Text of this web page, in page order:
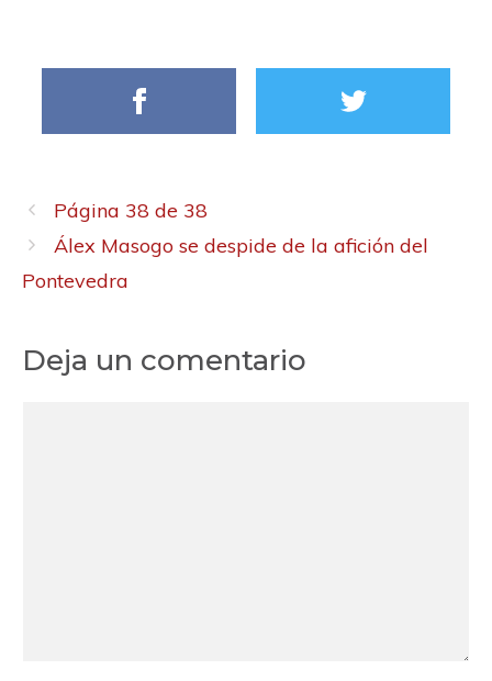
Página 38 de 38
Álex Masogo se despide de la afición del
Pontevedra
Deja un comentario